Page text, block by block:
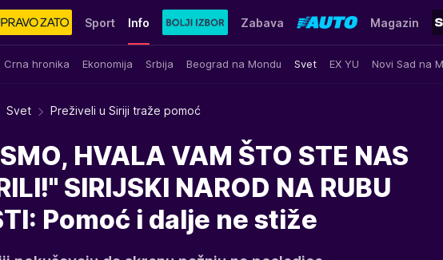
Sport Info
Crna hronika Ekonomija Srbija Beograd na Mondu Svet EX YU Novi Sad na
Zabava Magazin
Svet Preživeli u Siriji traže pomoć
HVALA VAM ŠTO STE NAS
SIRIJSKI NAROD NA RUBU
Pomoć i dalje ne stiže